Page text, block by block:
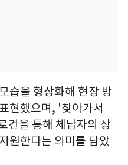
습을 형상화해 현장 방
현했으며, '찾아가서
건을 통해 체납자의 상
원한다는 의미를 담았